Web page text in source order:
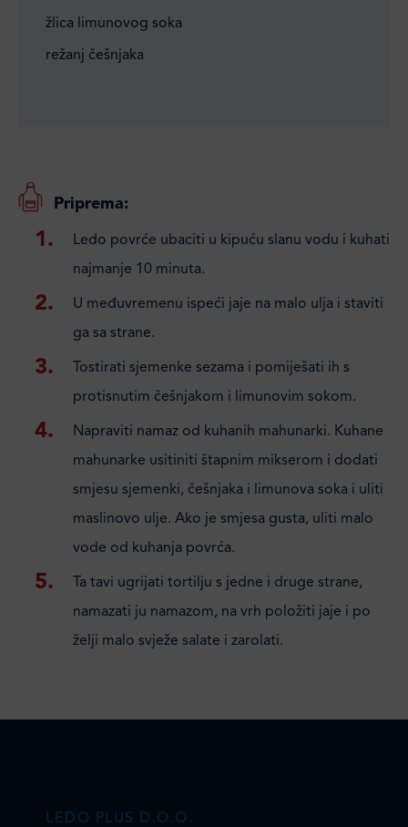
žlica limunovog soka
režanj češnjaka
Priprema:
Ledo povrće ubaciti u kipuću slanu vodu i kuhati
najmanje 10 minuta.
U međuvremenu ispeći jaje na malo ulja i staviti
ga sa strane.
Tostirati sjemenke sezama i pomiješati ih s
protisnutim češnjakom i limunovim sokom.
Napraviti namaz od kuhanih mahunarki. Kuhane
mahunarke usitiniti štapnim mikserom i dodati
smjesu sjemenki, češnjaka i limunova soka i uliti
maslinovo ulje. Ako je smjesa gusta, uliti malo
vode od kuhanja povrća.
Ta tavi ugrijati tortilju s jedne i druge strane,
namazati ju namazom, na vrh položiti jaje i po
želji malo svježe salate i zarolati.
LEDO PLUS D.O.O.